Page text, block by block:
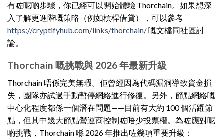
有咗呢啲步驟，你已經可以開始體驗 Thorchain。如果想深
入了解更進階嘅策略（例如槓桿借貸），可以參考
https://cryptifyhub.com/links/thorchain/嘅文檔同社區討
論。
Thorchain 嘅挑戰與 2026 年最新升級
Thorchain 唔係完美無瑕。佢曾經因為代碼漏洞導致資金損
失，團隊亦試過手動暫停網絡進行修復。另外，節點網絡嘅
中心化程度都係一個潛在問題——目前有大約 100 個活躍節
點，但其中幾大節點營運商控制咗唔少投票權。為咗應對呢
啲挑戰，Thorchain 喺 2026 年推出咗幾項重要升級：